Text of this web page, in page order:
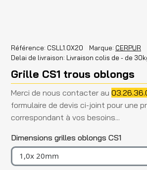
Référence CSLL1.0X20 Marque CERPUR
Delai de livraison Livraison colis de - de
Grille CS1 trous oblongs
Merci de nous contacter au
formulaire de devis ci-joint pour une
correspondant à vos besoins...
Dimensions grilles oblongs CS1